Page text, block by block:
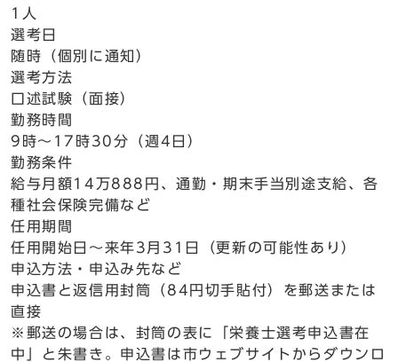
1人
選考日
随時（個別に通知）
選考方法
口述試験（面接）
勤務時間
9時～17時30分（週4日）
勤務条件
給与月額14万888円、通勤・期末手当別途支給、各
種社会保険完備など
任用期間
任用開始日～来年3月31日（更新の可能性あり）
申込方法・申込み先など
申込書と返信用封筒（84円切手貼付）を郵送または
直接
※郵送の場合は、封筒の表に「栄養士選考申込書在
中」と朱書き。申込書は市ウェブサイトからダウンロ